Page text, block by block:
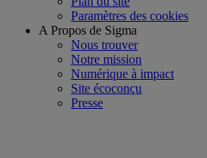
Paramètres des cookies
A Propos de Sigma
Nous trouver
Notre mission
Numérique à impact
Site écoconçu
Presse